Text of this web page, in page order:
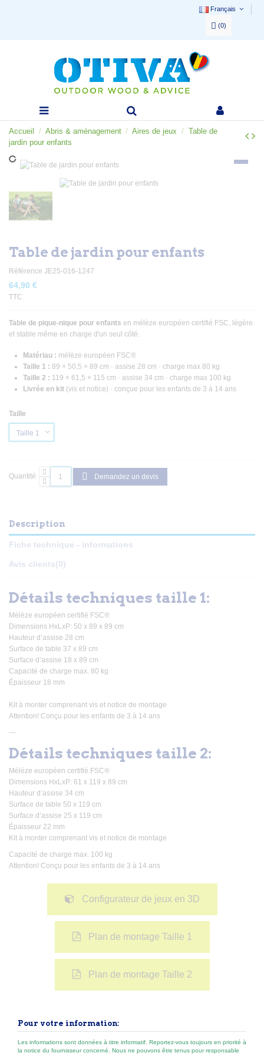
Français
(0)
Accueil Abris & aménagement Aires de jeux
Table de
jardin pour enfants
Table de jardin pour enfants
Référence JE25-016-1247
64,90 €
TTC
Table de pique-nique pour enfants en mélèze européen certifié FSC, légère
et stable même en charge d'un seul côté.
Matériau : mélèze européen FSC®
Taille 1 : 89 × 50,5 × 89 cm · assise 28 cm · charge max 80 kg
Taille 2 : 119 × 61,5 × 115 cm · assise 34 cm · charge max 100 kg
Livrée en kit (vis et notice) · conçue pour les enfants de 3 à 14 ans
Taille
Quantité: Demandez un devis
Description
Fiche technique - informations
Avis clients(0)
Détails techniques taille 1:
Mélèze européen certifié FSC®
Dimensions HxLxP: 50 x 89 x 89 cm
Hauteur d’assise 28 cm
Surface de table 37 x 89 cm
Surface d’assise 18 x 89 cm
Capacité de charge max. 80 kg
Épaisseur 18 mm
Kit à monter comprenant vis et notice de montage
Attention! Conçu pour les enfants de 3 à 14 ans
---
Détails techniques taille 2:
Mélèze européen certifié FSC®
Dimensions HxLxP: 61 x 119 x 89 cm
Hauteur d’assise 34 cm
Surface de table 50 x 119 cm
Surface d’assise 25 x 119 cm
Épaisseur 22 mm
Kit à monter comprenant vis et notice de montage
Capacité de charge max. 100 kg
Attention! Conçu pour les enfants de 3 à 14 ans
Configurateur de jeux en 3D
Plan de montage Taille 1
Plan de montage Taille 2
Pour votre information:
Les informations sont données à titre informatif. Reportez-vous toujours en priorité à
la notice du fournisseur concerné. Nous ne pouvons être tenus pour responsable